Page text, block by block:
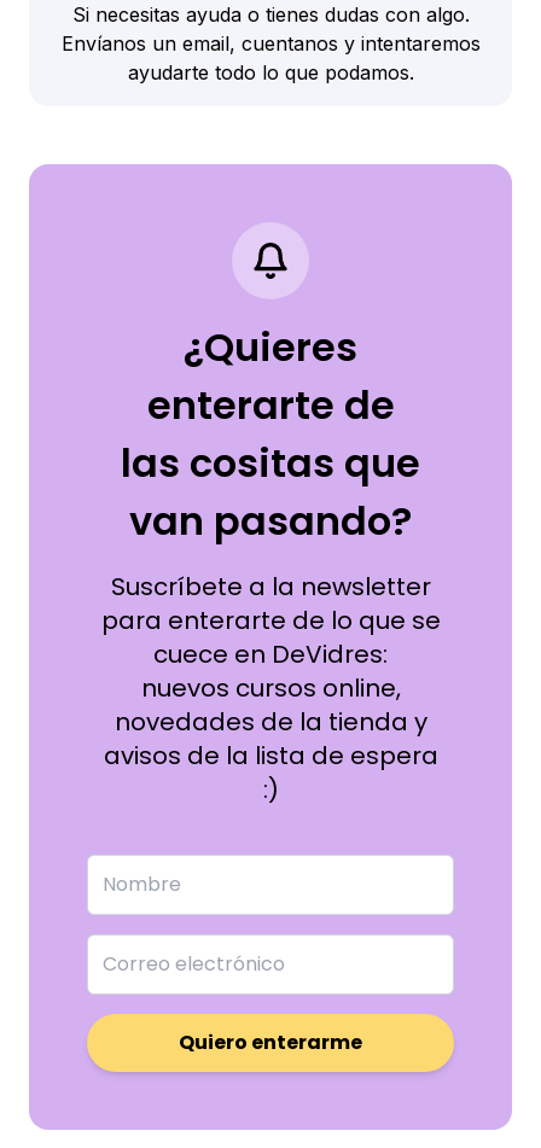
Si necesitas ayuda o tienes dudas con algo.
Envíanos un email, cuentanos y intentaremos
ayudarte todo lo que podamos.
¿Quieres
enterarte de
las cositas que
van pasando?
Suscríbete a la newsletter
para enterarte de lo que se
cuece en DeVidres:
nuevos cursos online,
novedades de la tienda y
avisos de la lista de espera
:)
Quiero enterarme